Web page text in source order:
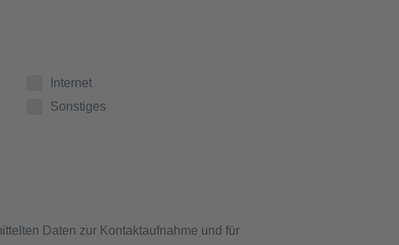
Internet
Sonstiges
Daten zur Kontaktaufnahme und für